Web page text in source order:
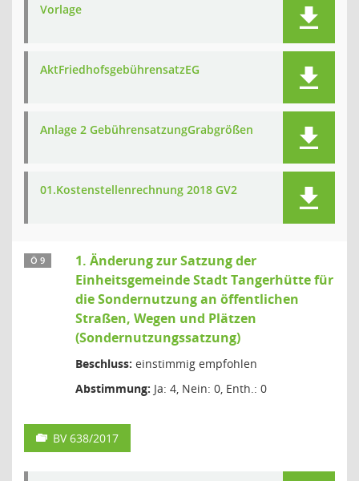
Vorlage
AktFriedhofsgebührensatzEG
Anlage 2 GebührensatzungGrabgrößen
01.Kostenstellenrechnung 2018 GV2
Ö 9
1. Änderung zur Satzung der
Einheitsgemeinde Stadt Tangerhütte für
die Sondernutzung an öffentlichen
Straßen, Wegen und Plätzen
(Sondernutzungssatzung)
Beschluss: einstimmig empfohlen
Abstimmung: Ja: 4, Nein: 0, Enth.: 0
BV 638/2017